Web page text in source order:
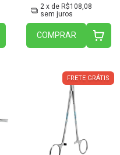
2 x de R$108,08
sem juros
COMPRAR
FRETE GRÁTIS